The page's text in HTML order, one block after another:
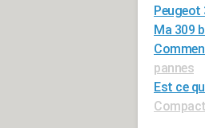
Peugeot
Ma 309
pannes
Est ce